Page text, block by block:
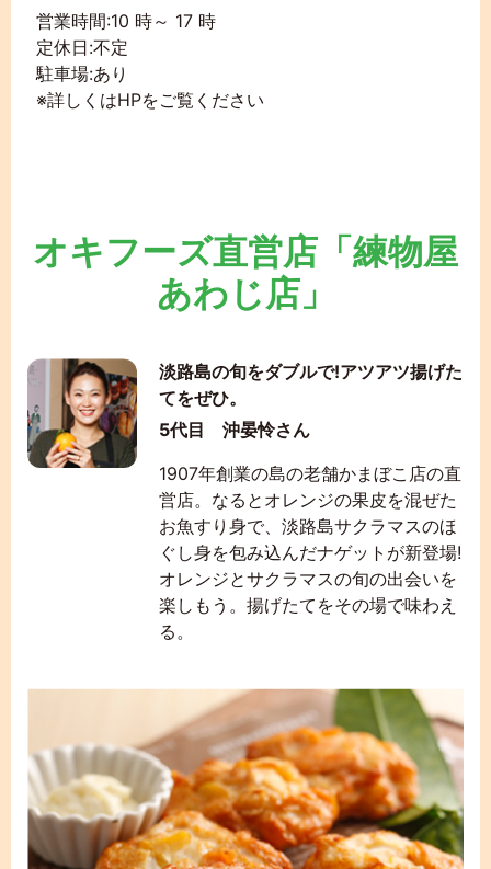
営業時間:10 時～ 17 時
定休日:不定
駐車場:あり
※詳しくはHPをご覧ください
オキフーズ直営店「練物屋
あわじ店」
淡路島の旬をダブルで!アツアツ揚げた
てをぜひ。
5代目 沖晏怜さん
1907年創業の島の老舗かまぼこ店の直
営店。なるとオレンジの果皮を混ぜた
お魚すり身で、淡路島サクラマスのほ
ぐし身を包み込んだナゲットが新登場!
オレンジとサクラマスの旬の出会いを
楽しもう。揚げたてをその場で味わえ
る。